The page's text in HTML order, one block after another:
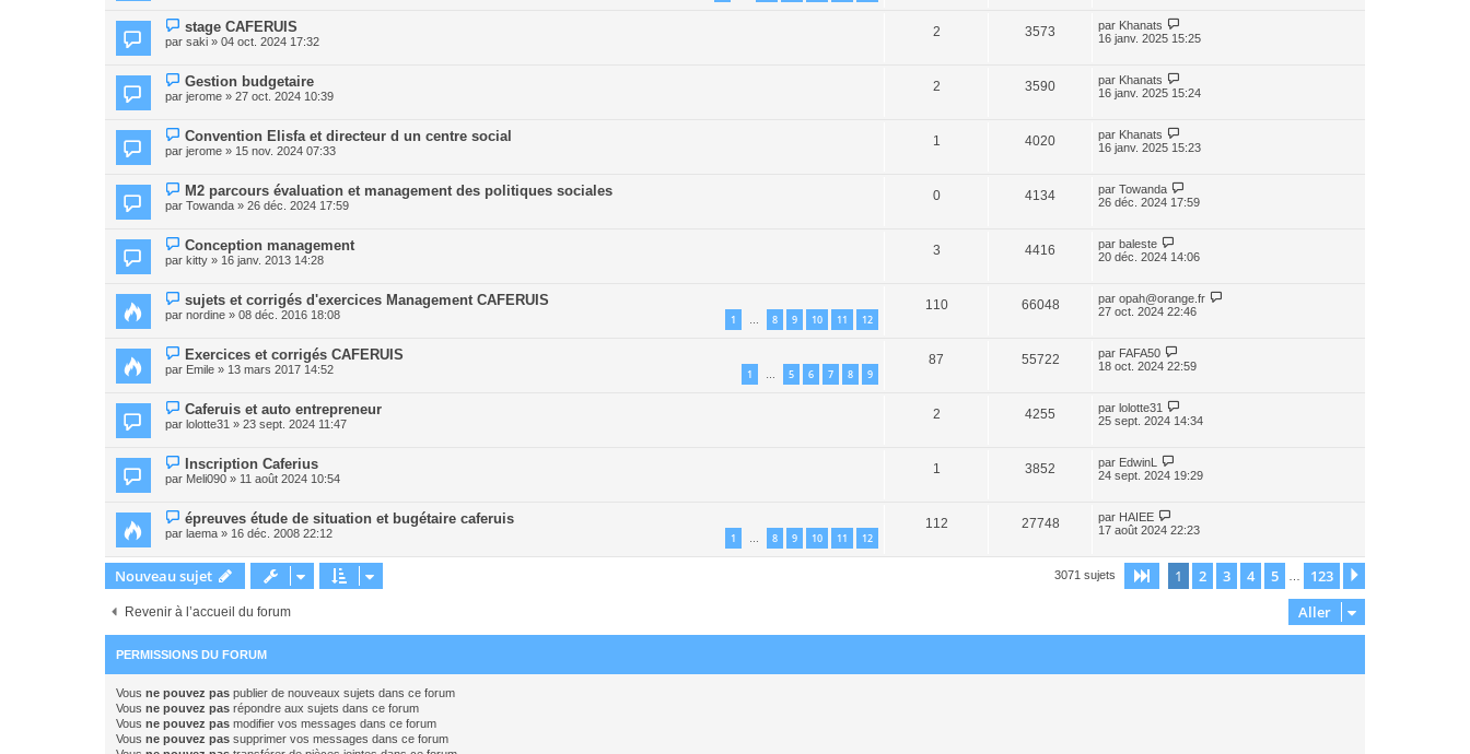
stage CAFERUIS
par saki » 04 oct. 2024 17:32
2 3573 par Khanats
16 janv. 2025 15:25
Gestion budgetaire
par jerome » 27 oct. 2024 10:39
2 3590 par Khanats
16 janv. 2025 15:24
Convention Elisfa et directeur d un centre social
par jerome » 15 nov. 2024 07:33
1 4020 par Khanats
16 janv. 2025 15:23
M2 parcours évaluation et management des politiques sociales
par Towanda » 26 déc. 2024 17:59
0 4134 par Towanda
26 déc. 2024 17:59
Conception management
par kitty » 16 janv. 2013 14:28
3 4416 par baleste
20 déc. 2024 14:06
sujets et corrigés d'exercices Management CAFERUIS
par nordine » 08 déc. 2016 18:08 1 … 8 9 10 11 12
110 66048 par opah@orange.fr
27 oct. 2024 22:46
Exercices et corrigés CAFERUIS
par Emile » 13 mars 2017 14:52 1 … 5 6 7 8 9
87 55722 par FAFA50
18 oct. 2024 22:59
Caferuis et auto entrepreneur
par lolotte31 » 23 sept. 2024 11:47
2 4255 par lolotte31
25 sept. 2024 14:34
Inscription Caferius
par Meli090 » 11 août 2024 10:54
1 3852 par EdwinL
24 sept. 2024 19:29
épreuves étude de situation et bugétaire caferuis
par laema » 16 déc. 2008 22:12 1 … 8 9 10 11 12
112 27748 par HAIEE
17 août 2024 22:23
Nouveau sujet 3071 sujets Page sur123
1 2 3 4 5 123
Revenir à l’accueil du forum Aller
PERMISSIONS DU FORUM
Vous ne pouvez pas publier de nouveaux sujets dans ce forum
Vous ne pouvez pas répondre aux sujets dans ce forum
Vous ne pouvez pas modifier vos messages dans ce forum
Vous ne pouvez pas supprimer vos messages dans ce forum